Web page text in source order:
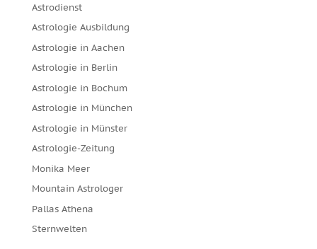
Astrodienst
Astrologie Ausbildung
Astrologie in Aachen
Astrologie in Berlin
Astrologie in Bochum
Astrologie in München
Astrologie in Münster
Astrologie-Zeitung
Monika Meer
Mountain Astrologer
Pallas Athena
Sternwelten